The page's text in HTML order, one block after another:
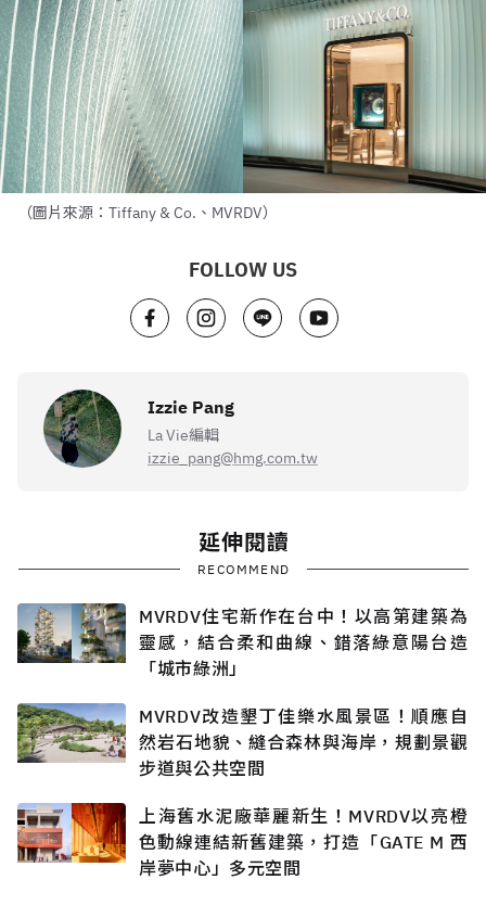
（圖片來源：Tiffany & Co.、MVRDV）
FOLLOW US
Izzie Pang
La Vie編輯
izzie_pang@hmg.com.tw
延伸閱讀
RECOMMEND
MVRDV住宅新作在台中！以高第建築為
靈感，結合柔和曲線、錯落綠意陽台造
「城市綠洲」
MVRDV改造墾丁佳樂水風景區！順應自
然岩石地貌、縫合森林與海岸，規劃景觀
步道與公共空間
上海舊水泥廠華麗新生！MVRDV以亮橙
色動線連結新舊建築，打造「GATE M 西
岸夢中心」多元空間